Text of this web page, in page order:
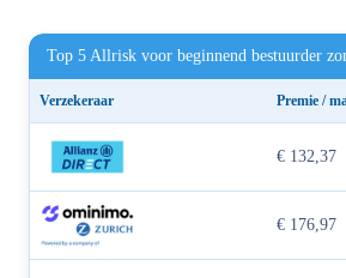
Top 5 Allrisk voor beginnend bestuurder
Verzekeraar Premie /
€ 132,37
€ 176,97